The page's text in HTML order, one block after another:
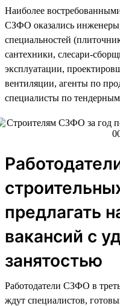
Наиболее
СЗФО оказались
специальностей
сантехники, слесари-
эксплуатации,
вентиляции, агенты по
специалисты по
предлагать
вакансий с
занятостью
Работодатели СЗФО в
ждут специалистов,